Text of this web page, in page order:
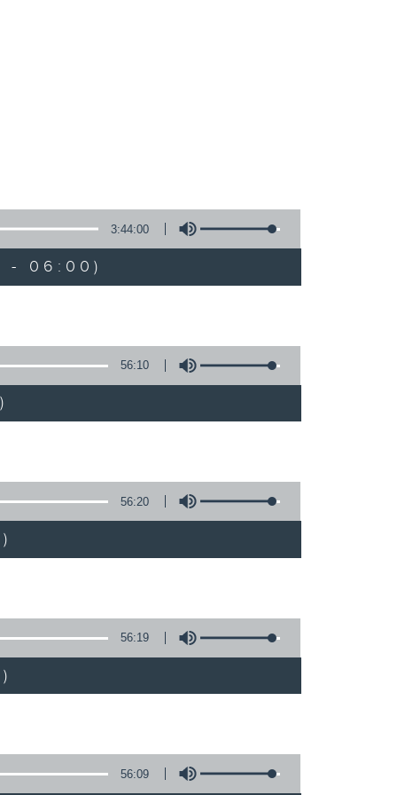
3:44:00
- 06:00)
56:10
56:20
56:19
56:09